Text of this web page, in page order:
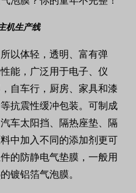
机生产线
以体轻，透明、富有弹
能，广泛用于电子、仪
自车行，厨房、家具和漆
抗震性缓冲包装。可制成
车太阳挡、隔热座垫、隔
中加入不同的添加剂更可
的防静电气垫膜，一般用
镀铝箔气泡膜。